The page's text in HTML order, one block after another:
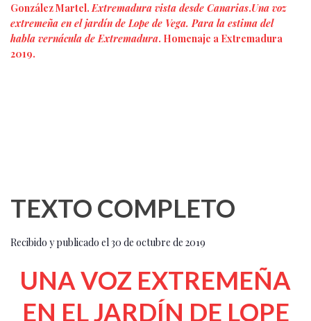
González Martel. Extremadura vista desde Canarias.Una voz
extremeña en el jardín de Lope de Vega. Para la estima del
habla vernácula de Extremadura. Homenaje a Extremadura
2019.
TEXTO COMPLETO
Recibido y publicado el 30 de octubre de 2019
UNA VOZ EXTREMEÑA
EN EL JARDÍN DE LOPE